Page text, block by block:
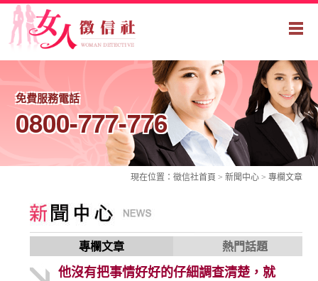
免費服務電話
0800-777-776
現在位置： 徵信社首頁 > 新聞中心 > 專欄文章
專欄文章 熱門話題
他沒有把事情好好的仔細調查清楚，就